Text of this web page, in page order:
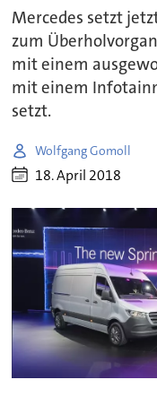
Mercedes setzt
zum
mit einem
mit einem
setzt.
Wolfgang Gomoll
18. April 2018